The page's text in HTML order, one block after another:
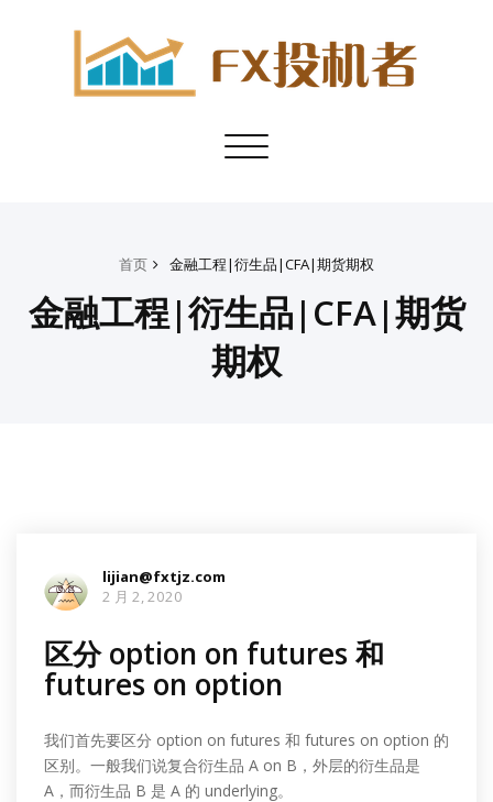
Toggle
首页 金融工程|衍生品|CFA|期货期权
金融工程|衍生品|CFA|期货
期权
lijian@fxtjz.com
2 月 2, 2020
区分 option on futures 和
futures on option
我们首先要区分 option on futures 和 futures on option 的
区别。一般我们说复合衍生品 A on B，外层的衍生品是
A，而衍生品 B 是 A 的 underlying。